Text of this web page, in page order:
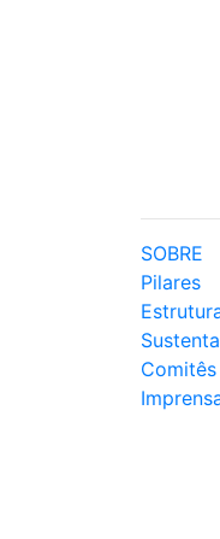
SOBRE
Pilares
Comitês